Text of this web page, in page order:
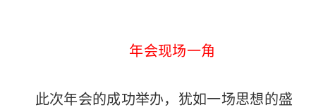
年会现场一角
此次年会的成功举办，犹如一场思想的盛